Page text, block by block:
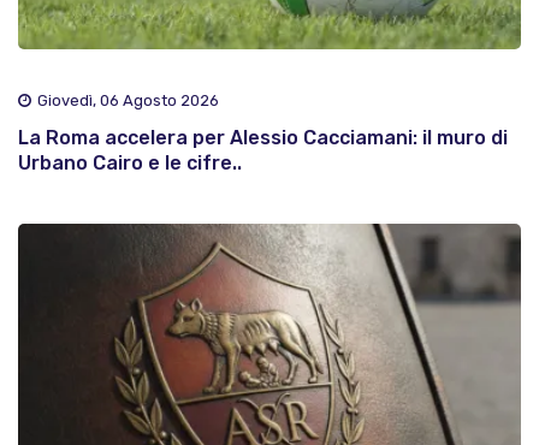
Giovedì, 06 Agosto 2026
La Roma accelera per Alessio Cacciamani: il muro di
Urbano Cairo e le cifre..